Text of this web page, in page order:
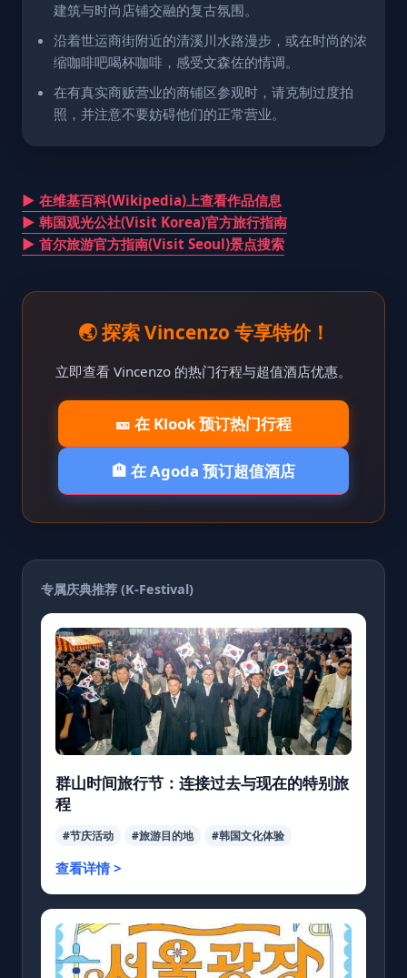
建筑与时尚店铺交融的复古氛围。
沿着世运商街附近的清溪川水路漫步，或在时尚的浓
缩咖啡吧喝杯咖啡，感受文森佐的情调。
在有真实商贩营业的商铺区参观时，请克制过度拍
照，并注意不要妨碍他们的正常营业。
▶ 在维基百科(Wikipedia)上查看作品信息
▶ 韩国观光公社(Visit Korea)官方旅行指南
▶ 首尔旅游官方指南(Visit Seoul)景点搜索
🌏 探索 Vincenzo 专享特价！
立即查看 Vincenzo 的热门行程与超值酒店优惠。
🎫 在 Klook 预订热门行程
🏨 在 Agoda 预订超值酒店
专属庆典推荐 (K-Festival)
群山时间旅行节：连接过去与现在的特别旅
程
#节庆活动 #旅游目的地 #韩国文化体验
查看详情 >